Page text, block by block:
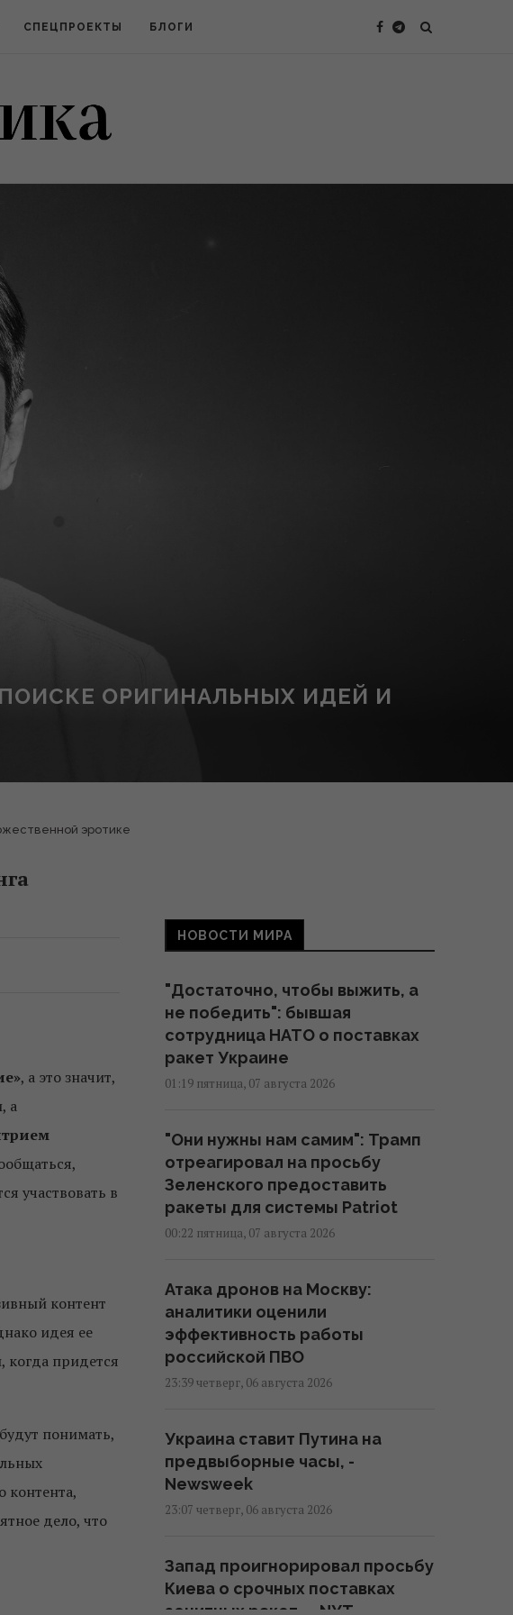
СПЕЦПРОЕКТЫ БЛОГИ
ПОИСКЕ ОРИГИНАЛЬНЫХ ИДЕЙ И
эротике
, а это значит,
а
участвовать в
контент
идея ее
когда придется
понимать,
контента,
дело, что
НОВОСТИ МИРА
"Достаточно, чтобы выжить, а
не победить": бывшая
сотрудница НАТО о поставках
ракет Украине
01:19 пятница, 07 августа 2026
"Они нужны нам самим": Трамп
отреагировал на просьбу
Зеленского предоставить
ракеты для системы Patriot
00:22 пятница, 07 августа 2026
Атака дронов на Москву:
аналитики оценили
эффективность работы
российской ПВО
23:39 четверг, 06 августа 2026
Украина ставит Путина на
предвыборные часы, -
Newsweek
23:07 четверг, 06 августа 2026
Запад проигнорировал просьбу
Киева о срочных поставках
зенитных ракет, – NYT